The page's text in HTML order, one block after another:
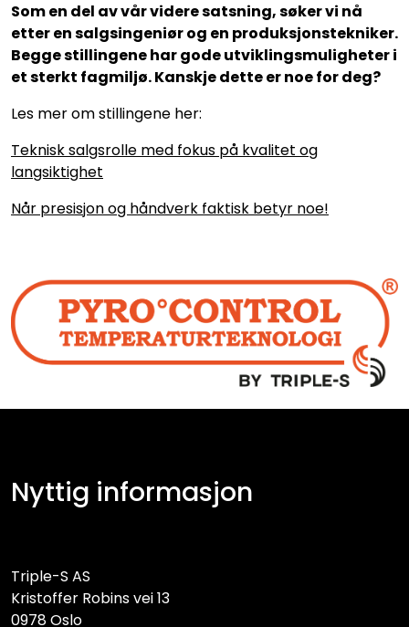
Som en del av vår videre satsning, søker vi nå
etter en salgsingeniør og en produksjonstekniker.
Begge stillingene har gode utviklingsmuligheter i
et sterkt fagmiljø. Kanskje dette er noe for deg?
Les mer om stillingene her:
Teknisk salgsrolle med fokus på kvalitet og
langsiktighet
Når presisjon og håndverk faktisk betyr noe!
Nyttig informasjon
Triple-S AS
Kristoffer Robins vei 13
0978 Oslo